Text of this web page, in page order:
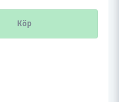
Köp